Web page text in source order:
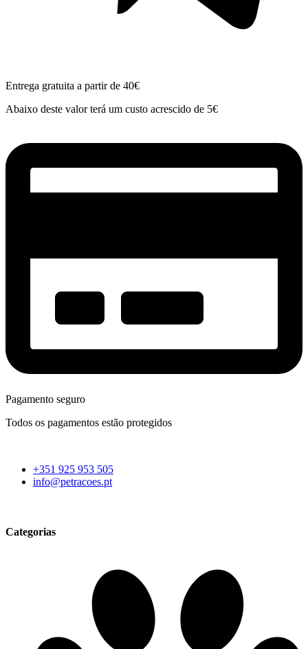
Entrega gratuita a partir de 40€
Abaixo deste valor terá um custo acrescido de 5€
Pagamento seguro
Todos os pagamentos estão protegidos
+351 925 953 505
info@petracoes.pt
Categorias